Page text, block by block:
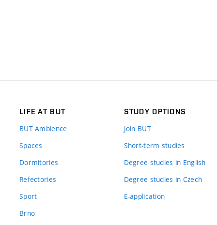
LIFE AT BUT
BUT Ambience
Spaces
Dormitories
Refectories
Sport
Brno
STUDY OPTIONS
Join BUT
Short-term studies
Degree studies in English
Degree studies in Czech
E-application